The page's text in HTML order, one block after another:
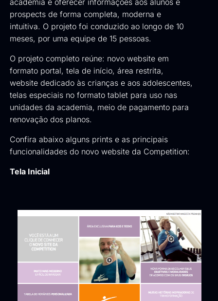
prospects de forma completa, moderna e
intuitiva. O projeto foi conduzido ao longo de 10
meses, por uma equipe de 15 pessoas.
O projeto completo reúne: novo website em
formato portal, tela de início, área restrita,
website dedicado às crianças e aos adolescentes,
telas especiais no formato tablet para uso nas
unidades da academia, meio de pagamento para
renovação dos planos.
Confira abaixo alguns prints e as principais
funcionalidades do novo website da Competition:
Tela Inicial